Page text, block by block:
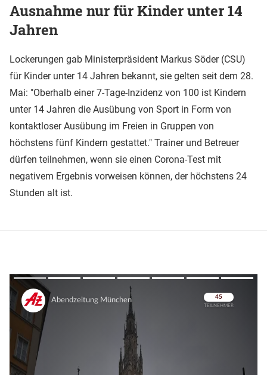
Ausnahme nur für Kinder unter 14
Jahren
Lockerungen gab Ministerpräsident Markus Söder (CSU)
für Kinder unter 14 Jahren bekannt, sie gelten seit dem 28.
Mai: "Oberhalb einer 7-Tage-Inzidenz von 100 ist Kindern
unter 14 Jahren die Ausübung von Sport in Form von
kontaktloser Ausübung im Freien in Gruppen von
höchstens fünf Kindern gestattet." Trainer und Betreuer
dürfen teilnehmen, wenn sie einen Corona-Test mit
negativem Ergebnis vorweisen können, der höchstens 24
Stunden alt ist.
Überspringen